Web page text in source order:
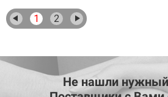
1 2
Не нашли нужный